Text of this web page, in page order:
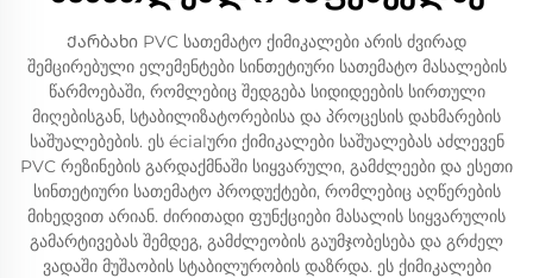
Ქარბახი PVC სათემატო ქიმიკალები არის ძვირად
შემცირებული ელემენტები სინთეტიური სათემატო მასალების
წარმოებაში, რომლებიც შედგება სიდიდეების სირთული
მიღებისგან, სტაბილიზატორებისა და პროცესის დახმარების
საშუალებების. ეს écialური ქიმიკალები საშუალებას აძლევენ
PVC რეზინების გარდაქმნაში სიყვარული, გამძლეები და ესეთი
სინთეტიური სათემატო პროდუქტები, რომლებიც აღწერების
მიხედვით არიან. ძირითადი ფუნქციები მასალის სიყვარულის
გამარტივებას შემდეგ, გამძლეობის გაუმჯობესება და გრძელ
ვადაში მუშაობის სტაბილურობის დაზრდა. ეს ქიმიკალები